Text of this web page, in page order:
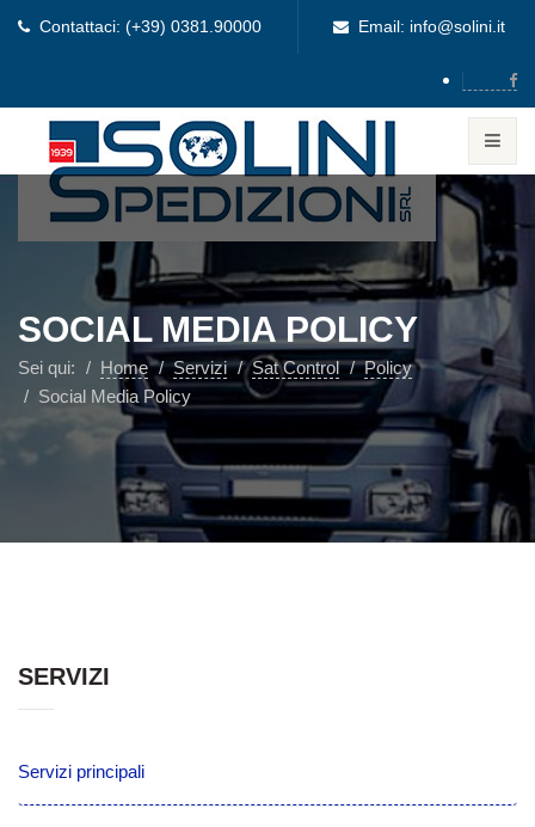
Contattaci: (+39) 0381.90000 Email: info@solini.it
SOCIAL MEDIA POLICY
Sei qui: Home Servizi Sat Control
Policy
Social Media Policy
SERVIZI
Servizi principali